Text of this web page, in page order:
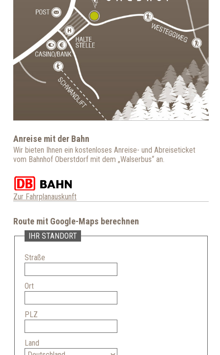
Anreise mit der Bahn
Wir bieten Ihnen ein kostenloses Anreise- und Abreiseticket
vom Bahnhof Oberstdorf mit dem „Walserbus“ an.
Zur Fahrplanauskunft
Route mit Google-Maps berechnen
IHR STANDORT
Straße
Ort
PLZ
Land